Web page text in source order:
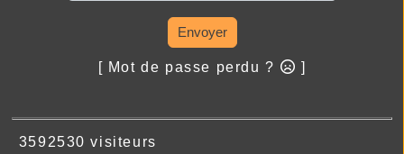
Envoyer
[ Mot de passe perdu ? ]
3592530 visiteurs